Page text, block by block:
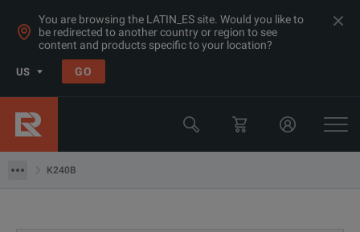
You are browsing the LATIN_ES site. Would you like to
be redirected to another country or region to see
content and products specific to your location?
US GO
K240B
Accesorios de Microondas
Anritsu